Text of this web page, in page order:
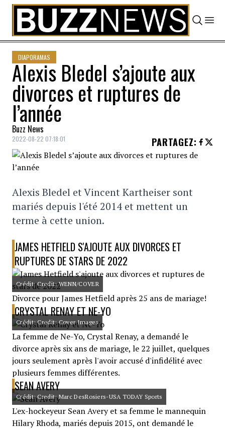
Skip to content
DIAPORAMAS
Alexis Bledel s’ajoute aux
divorces et ruptures de
l’année
Buzz News
2022-08-22 07:18:01 PARTAGEZ:
Alexis Bledel et Vincent Kartheiser sont
mariés depuis l'été 2014 et mettent un
terme à cette union.
JAMES HETFIELD S'AJOUTE AUX DIVORCES ET
RUPTURES DE STARS DE 2022
Crédit: Credit: WENN/COVER
Divorce pour James Hetfield après 25 ans de mariage!
CRYSTAL RENAY ET NE-YO
Crédit: Credit: Cover Images
La femme de Ne-Yo, Crystal Renay, a demandé le
divorce après six ans de mariage, le 22 juillet, quelques
jours seulement après l'avoir accusé d'infidélité avec
plusieurs femmes différentes.
SEAN AVERY
Crédit: Credit: Marc DesRosiers-USA TODAY Sports
L'ex-hockeyeur Sean Avery et sa femme le mannequin
Hilary Rhoda, mariés depuis 2015, ont demandé le